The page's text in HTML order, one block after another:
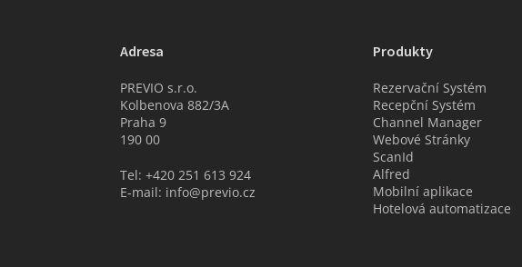
Adresa
PREVIO s.r.o.
Kolbenova 882/3A
Praha 9
190 00
Tel: +420 251 613 924
E-mail: info@previo.cz
Produkty
Rezervační Systém
Recepční Systém
Channel Manager
Webové Stránky
ScanId
Alfred
Mobilní aplikace
Hotelová automatizace